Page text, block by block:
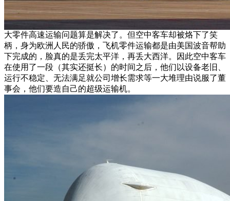
大零件高速运输问题算是解决了。但空中客车却被烙下了笑
柄，身为欧洲人民的骄傲，飞机零件运输都是由美国波音帮助
下完成的，脸真的是丢完太平洋，再丢大西洋。因此空中客车
在使用了一段（其实还挺长）的时间之后，他们以设备老旧、
运行不稳定、无法满足就公司增长需求等一大堆理由说服了董
事会，他们要造自己的超级运输机。